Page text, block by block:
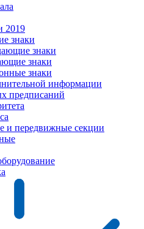
2019
знаки
знаки
знаки
знаки
информации
предписаний
и передвижные секции